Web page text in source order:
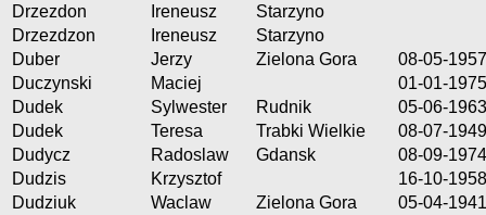
Drzezdon
Ireneusz
Starzyno
Drzezdzon
Ireneusz
Starzyno
Duber
Jerzy Zielona Gora
08-05-1957
Duczynski
Maciej
01-01-1975
Dudek
Sylwester Rudnik
05-06-1963
Dudek
Teresa Trabki Wielkie
08-07-1949
Dudycz
Radoslaw Gdansk
08-09-1974
Dudzis
Krzysztof
16-10-1958
Dudziuk
Waclaw Zielona Gora
05-04-1941